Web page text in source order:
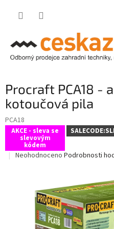
Procraft PCA18 -
kotoučová pila
PCA18
AKCE - sleva se
slevovým
kódem
Průměrné
hvězdiček.
Neohodnoceno Podrobnosti